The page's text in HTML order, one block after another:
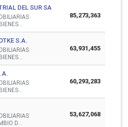
DEL SUR SA
85,273,363
S.A.
63,931,455
60,293,283
D...
53,627,068